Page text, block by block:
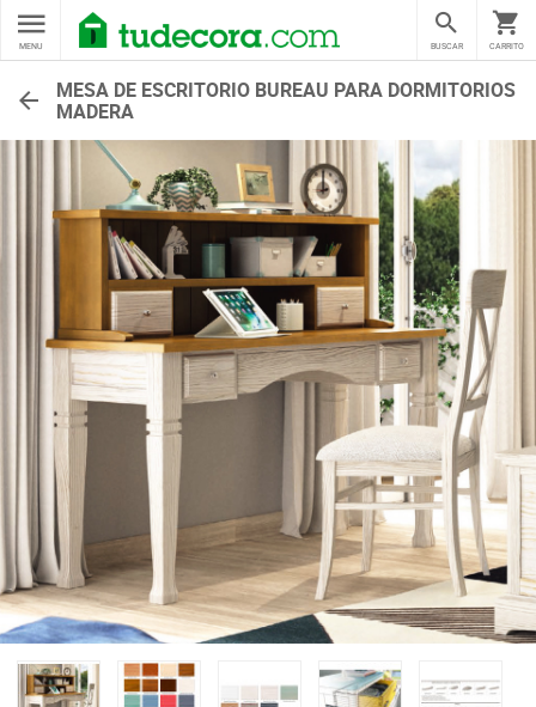
MENU CARRITO
BUSCAR
MESA DE ESCRITORIO BUREAU PARA DORMITORIOS
MADERA